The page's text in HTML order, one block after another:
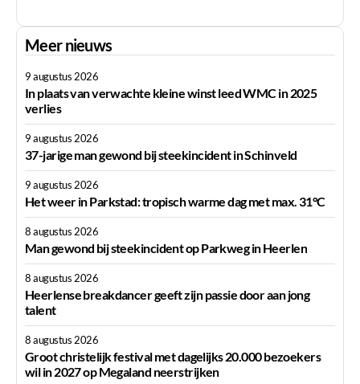
Meer nieuws
9 augustus 2026
In plaats van verwachte kleine winst leed WMC in 2025
verlies
9 augustus 2026
37-jarige man gewond bij steekincident in Schinveld
9 augustus 2026
Het weer in Parkstad: tropisch warme dag met max. 31°C
8 augustus 2026
Man gewond bij steekincident op Parkweg in Heerlen
8 augustus 2026
Heerlense breakdancer geeft zijn passie door aan jong
talent
8 augustus 2026
Groot christelijk festival met dagelijks 20.000 bezoekers
wil in 2027 op Megaland neerstrijken